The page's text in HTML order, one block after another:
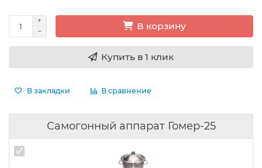
В корзину
Купить в 1 клик
В закладки В сравнение
Самогонный аппарат Гомер-25